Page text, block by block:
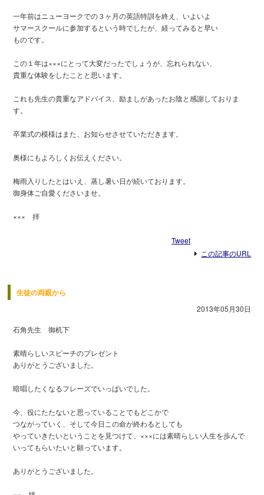
一年前はニューヨークでの３ヶ月の英語特訓を終え、いよいよ
サマースクールに参加するという時でしたが、経ってみると早い
ものです。
この１年は×××にとって大変だったでしょうが、忘れられない、
貴重な体験をしたことと思います。
これも先生の貴重なアドバイス、励ましがあったお陰と感謝しておりま
す。
卒業式の模様はまた、お知らせさせていただきます。
奥様にもよろしくお伝えください。
梅雨入りしたとはいえ、蒸し暑い日が続いております。
御身体ご自愛くださいませ。
××× 拝
Tweet
この記事のURL
生徒の両親から
2013年05月30日
石角先生 御机下
素晴らしいスピーチのプレゼント
ありがとうございました。
暗唱したくなるフレーズでいっぱいでした。
今、役にたたないと思っていることでもどこかで
つながっていく、そして今日この命が終わるとしても
やっていきたいということを見つけて、×××には素晴らしい人生を歩んで
いってもらいたいと願っています。
ありがとうございました。